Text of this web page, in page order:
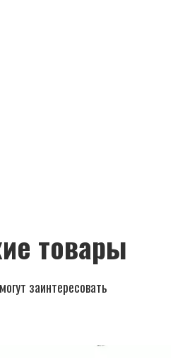
товары
заинтересовать